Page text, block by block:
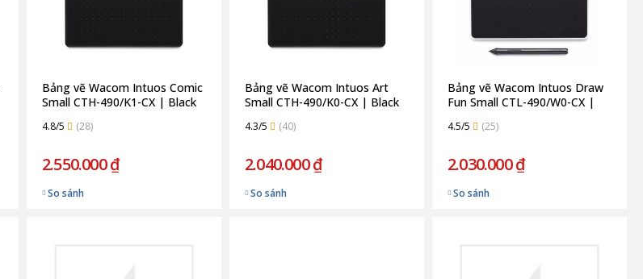
Bảng vẽ Wacom Intuos Comic
Small CTH-490/K1-CX | Black
4.8/5 (28)
2.550.000 ₫
So sánh
Bảng vẽ Wacom Intuos Art
Small CTH-490/K0-CX | Black
4.3/5 (40)
2.040.000 ₫
So sánh
Bảng vẽ Wacom Intuos Draw
Fun Small CTL-490/W0-CX |
4.5/5 (25)
2.030.000 ₫
So sánh